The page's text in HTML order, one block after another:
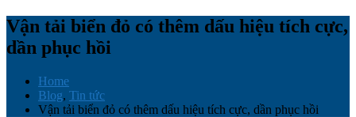
Vận tải biển đỏ có thêm dấu hiệu tích cực,
dần phục hồi
Home
Blog, Tin tức
Vận tải biển đỏ có thêm dấu hiệu tích cực, dần phục hồi